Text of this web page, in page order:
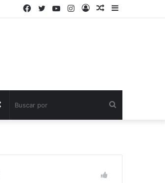
Barra
Publicación
Acceso
Instagram
YouTube
Twitter
Facebook
Publicación